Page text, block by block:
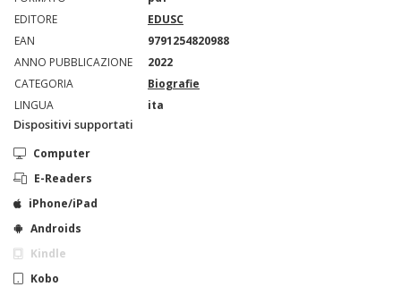
EDITORE
EDUSC
EAN
9791254820988
ANNO PUBBLICAZIONE
2022
CATEGORIA
Biografie
LINGUA
ita
Dispositivi supportati
Computer
E-Readers
iPhone/iPad
Androids
Kindle
Kobo